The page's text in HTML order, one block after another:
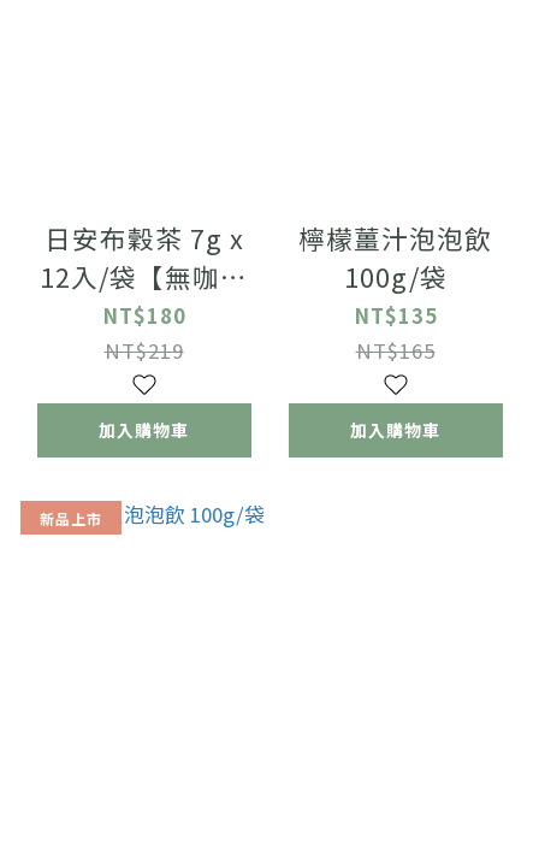
日安布穀茶 7g x
12入/袋【無咖啡
因】
NT$180
NT$219
加入購物車
檸檬薑汁泡泡飲
100g/袋
NT$135
NT$165
加入購物車
新品上市